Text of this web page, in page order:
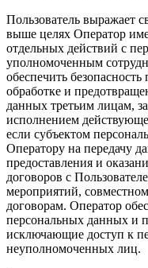
Пользователь выражает
выше целях Оператор
отдельных действий с
уполномоченным
обеспечить
обработке и
данных третьим лицам,
исполнением
если субъектом
Оператору на передачу
предоставления и
договоров с
мероприятий,
договорам. Оператор
персональных данных и
исключающие доступ к
неуполномоченных лиц.